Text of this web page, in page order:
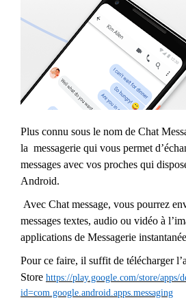
Plus connu sous le nom de Chat
la messagerie qui vous permet
messages avec vos proches qui
Android.
Avec Chat message, vous pourrez
messages textes, audio ou vidéo à
applications de Messagerie
Pour ce faire, il suffit de télécharger
Store https://play.google.com/store/apps/
id=com.google.android.apps.messaging